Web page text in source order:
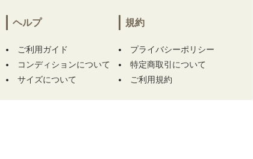
をお買い上げ!!ありがとうございます！
埼玉県にて
【中古 ガーミン GARMIN レーザ
ー測定器 ブラック×ホワイト APPROACH Z30
距離計 スコープ】をお買い上げ!!ありがとう
ございます！
ヘルプ
ご利用ガイド
コンディションについて
サイズについて
規約
プライバシーポリシー
特定商取引について
ご利用規約